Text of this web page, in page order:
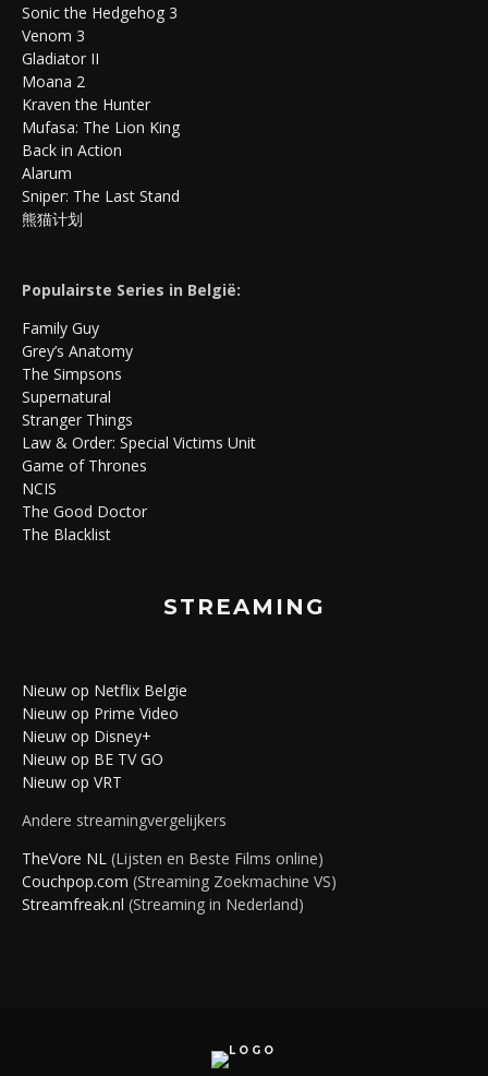
Sonic the Hedgehog 3
Venom 3
Gladiator II
Moana 2
Kraven the Hunter
Mufasa: The Lion King
Back in Action
Alarum
Sniper: The Last Stand
熊猫计划
Populairste Series in België:
Family Guy
Grey’s Anatomy
The Simpsons
Supernatural
Stranger Things
Law & Order: Special Victims Unit
Game of Thrones
NCIS
The Good Doctor
The Blacklist
STREAMING
Nieuw op Netflix Belgie
Nieuw op Prime Video
Nieuw op Disney+
Nieuw op BE TV GO
Nieuw op VRT
Andere streamingvergelijkers
TheVore NL (Lijsten en Beste Films online)
Couchpop.com (Streaming Zoekmachine VS)
Streamfreak.nl (Streaming in Nederland)